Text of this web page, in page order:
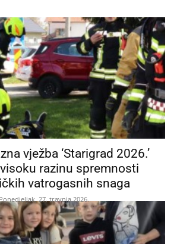
vježba ‘Starigrad 2026.’
razinu spremnosti
vatrogasnih snaga
Ponedjeljak, 27. travnja 2026.